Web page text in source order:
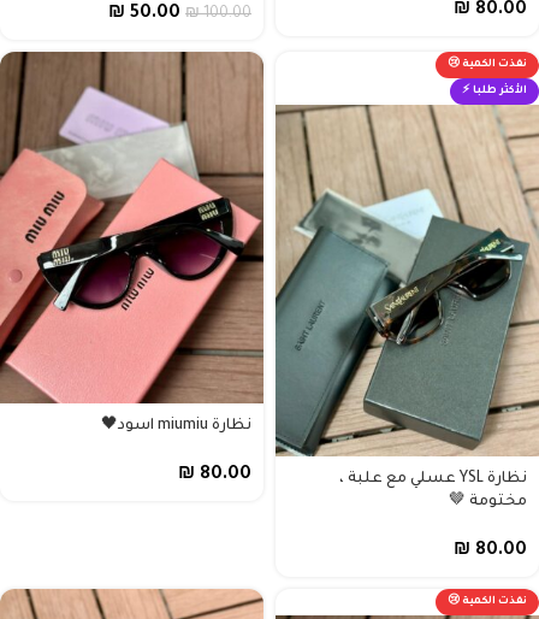
₪ 80.00
₪100.00
₪ 50.00
نفذت الكمية 😢
الأكثر طلبا ⚡
نظارة YSL عسلي مع علبة ،
مختومة 🤎
₪ 80.00
نظارة miumiu اسود🖤
₪ 80.00
نفذت الكمية 😢